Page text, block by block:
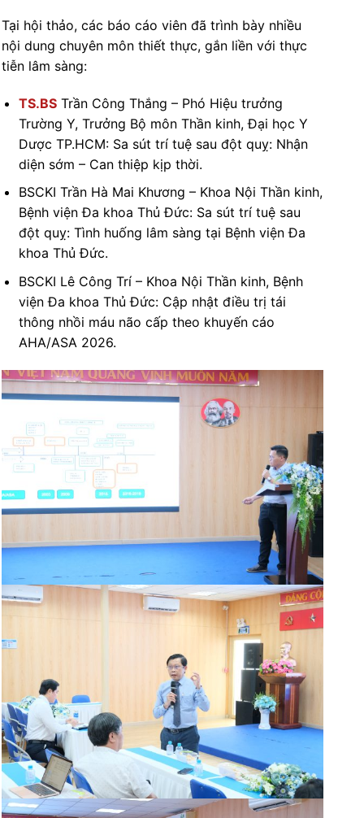
Tại hội thảo, các báo cáo viên đã trình bày nhiều
nội dung chuyên môn thiết thực, gắn liền với thực
tiễn lâm sàng:
TS.BSTrần Công Thắng – Phó Hiệu trưởng
Trường Y, Trưởng Bộ môn Thần kinh, Đại học Y
Dược TP.HCM: Sa sút trí tuệ sau đột quỵ: Nhận
diện sớm – Can thiệp kịp thời.
BSCKI Trần Hà Mai Khương – Khoa Nội Thần kinh,
Bệnh viện Đa khoa Thủ Đức: Sa sút trí tuệ sau
đột quỵ: Tình huống lâm sàng tại Bệnh viện Đa
khoa Thủ Đức.
BSCKI Lê Công Trí – Khoa Nội Thần kinh, Bệnh
viện Đa khoa Thủ Đức: Cập nhật điều trị tái
thông nhồi máu não cấp theo khuyến cáo
AHA/ASA 2026.